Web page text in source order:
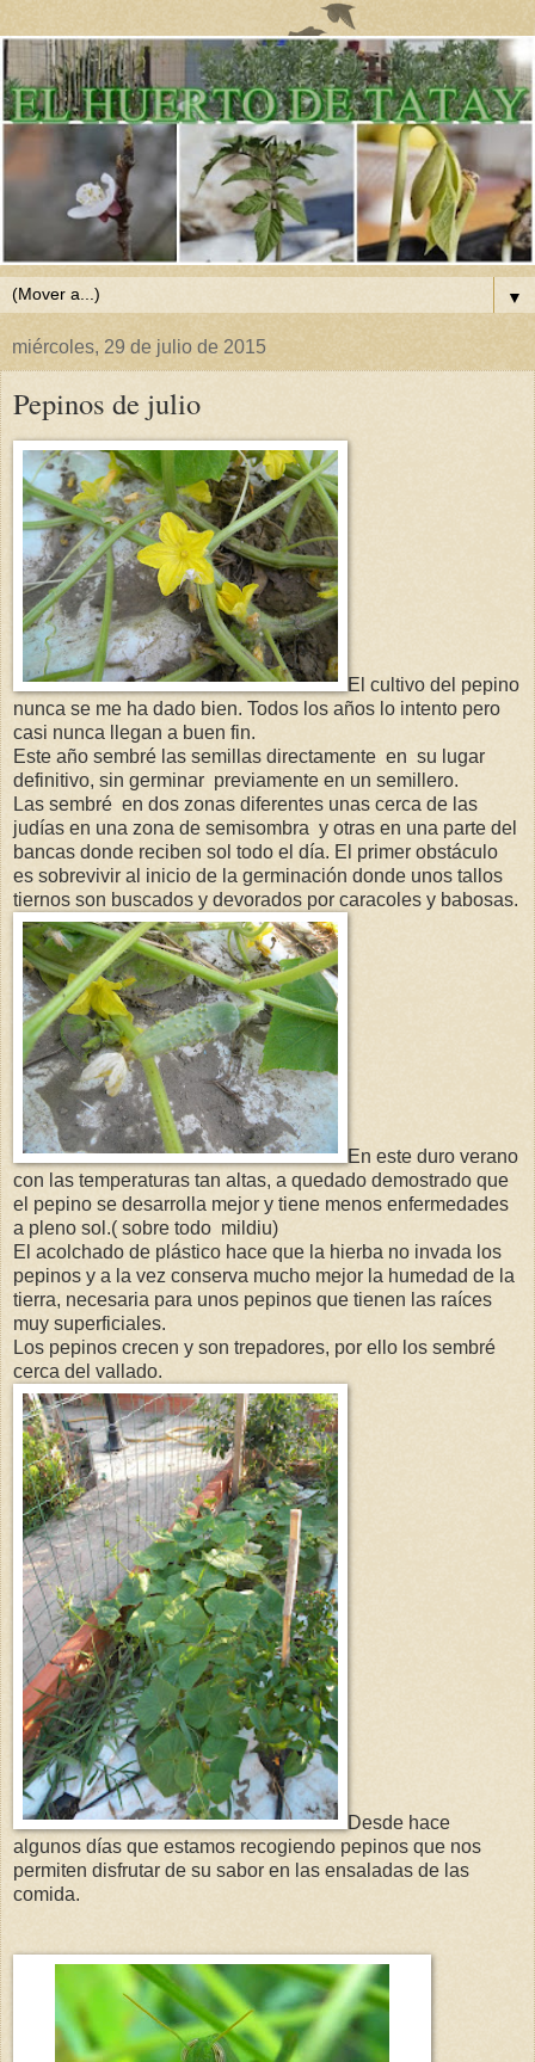
▼
miércoles, 29 de julio de 2015
Pepinos de julio
El cultivo del pepino
nunca se me ha dado bien. Todos los años lo intento pero
casi nunca llegan a buen fin.
Este año sembré las semillas directamente en su lugar
definitivo, sin germinar previamente en un semillero.
Las sembré en dos zonas diferentes unas cerca de las
judías en una zona de semisombra y otras en una parte del
bancas donde reciben sol todo el día. El primer obstáculo
es sobrevivir al inicio de la germinación donde unos tallos
tiernos son buscados y devorados por caracoles y babosas.
En este duro verano
con las temperaturas tan altas, a quedado demostrado que
el pepino se desarrolla mejor y tiene menos enfermedades
a pleno sol.( sobre todo mildiu)
El acolchado de plástico hace que la hierba no invada los
pepinos y a la vez conserva mucho mejor la humedad de la
tierra, necesaria para unos pepinos que tienen las raíces
muy superficiales.
Los pepinos crecen y son trepadores, por ello los sembré
cerca del vallado.
Desde hace
algunos días que estamos recogiendo pepinos que nos
permiten disfrutar de su sabor en las ensaladas de las
comida.